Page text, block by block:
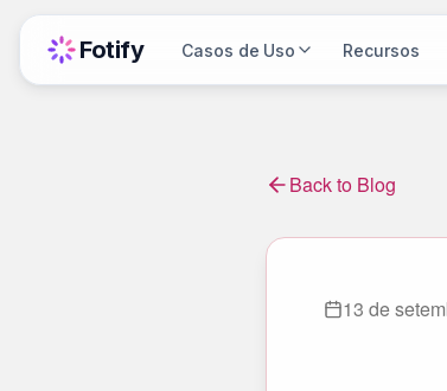
Fotify Casos de Uso Recursos
Back to Blog
13 de